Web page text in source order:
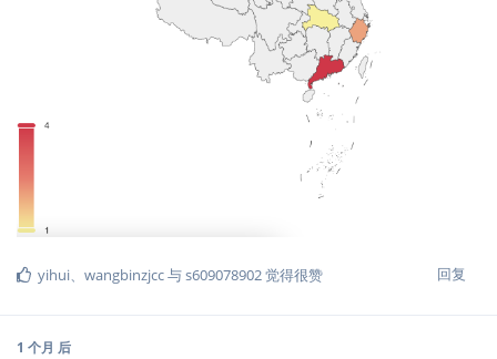
回复
yihui、 wangbinzjcc与s609078902觉得很赞
1 个月 后